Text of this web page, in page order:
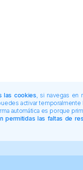
las cookies , si navegas
activar
automática es porque
permitidas las faltas de